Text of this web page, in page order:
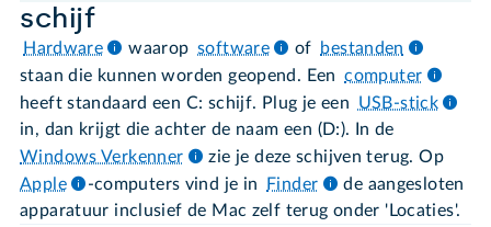
schijf
Hardware waarop software of
bestanden
staan die kunnen worden geopend. Een computer
heeft standaard een C: schijf. Plug je een
USB-stick
in, dan krijgt die achter de naam een (D:). In de
Windows Verkenner
zie je deze schijven terug. Op
Apple
-computers vind je in Finder
de aangesloten
apparatuur inclusief de Mac zelf terug onder 'Locaties'.